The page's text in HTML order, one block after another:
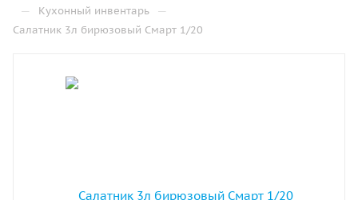
— Кухонный инвентарь —
Салатник 3л бирюзовый Смарт 1/20